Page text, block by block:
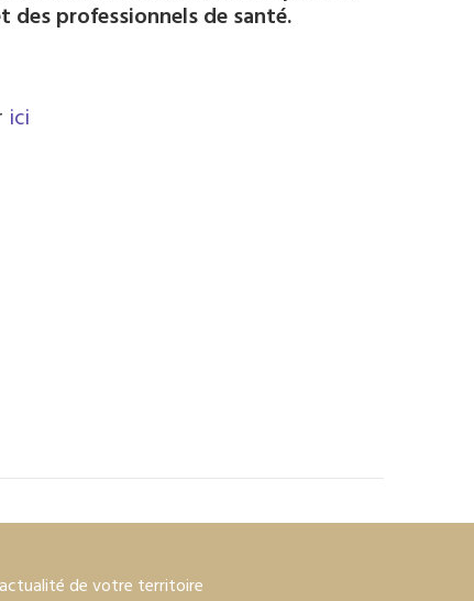
des professionnels de santé.
ici
de votre territoire